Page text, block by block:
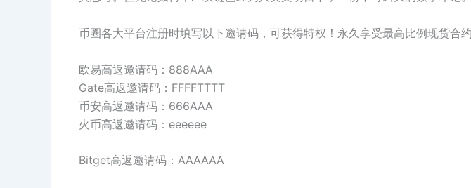
币圈各大平台注册时填写以下邀请码，可获得特权！永久享受最高比例现货合
欧易高返邀请码：888AAA
Gate高返邀请码：FFFFTTTT
币安高返邀请码：666AAA
火币高返邀请码：eeeeee
Bitget高返邀请码：AAAAAA